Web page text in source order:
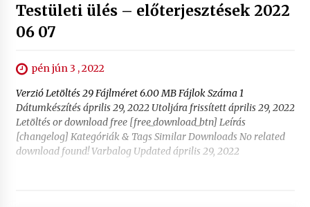
Testületi ülés – előterjesztések 2022
06 07
pén jún 3 , 2022
Verzió Letöltés 29 Fájlméret 6.00 MB Fájlok Száma 1
Dátumkészítés április 29, 2022 Utoljára frissített április 29, 2022
Letöltés or download free [free_download_btn] Leírás
[changelog] Kategóriák & Tags Similar Downloads No related
download found! Varbalog Updated április 29, 2022